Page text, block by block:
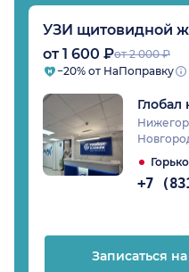
УЗИ щитовидной
от 1 600 ₽от 2 000 ₽
−20% от НаПоправку
Глобал
Записаться